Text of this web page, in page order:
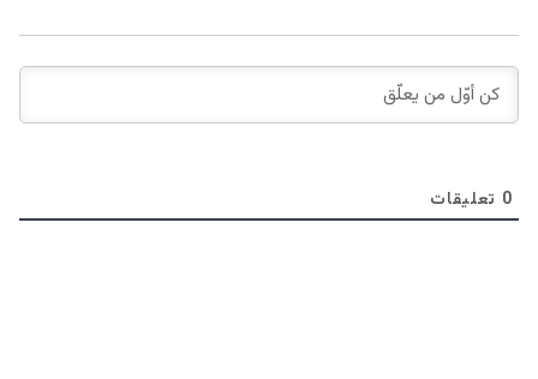
0 تعليقات